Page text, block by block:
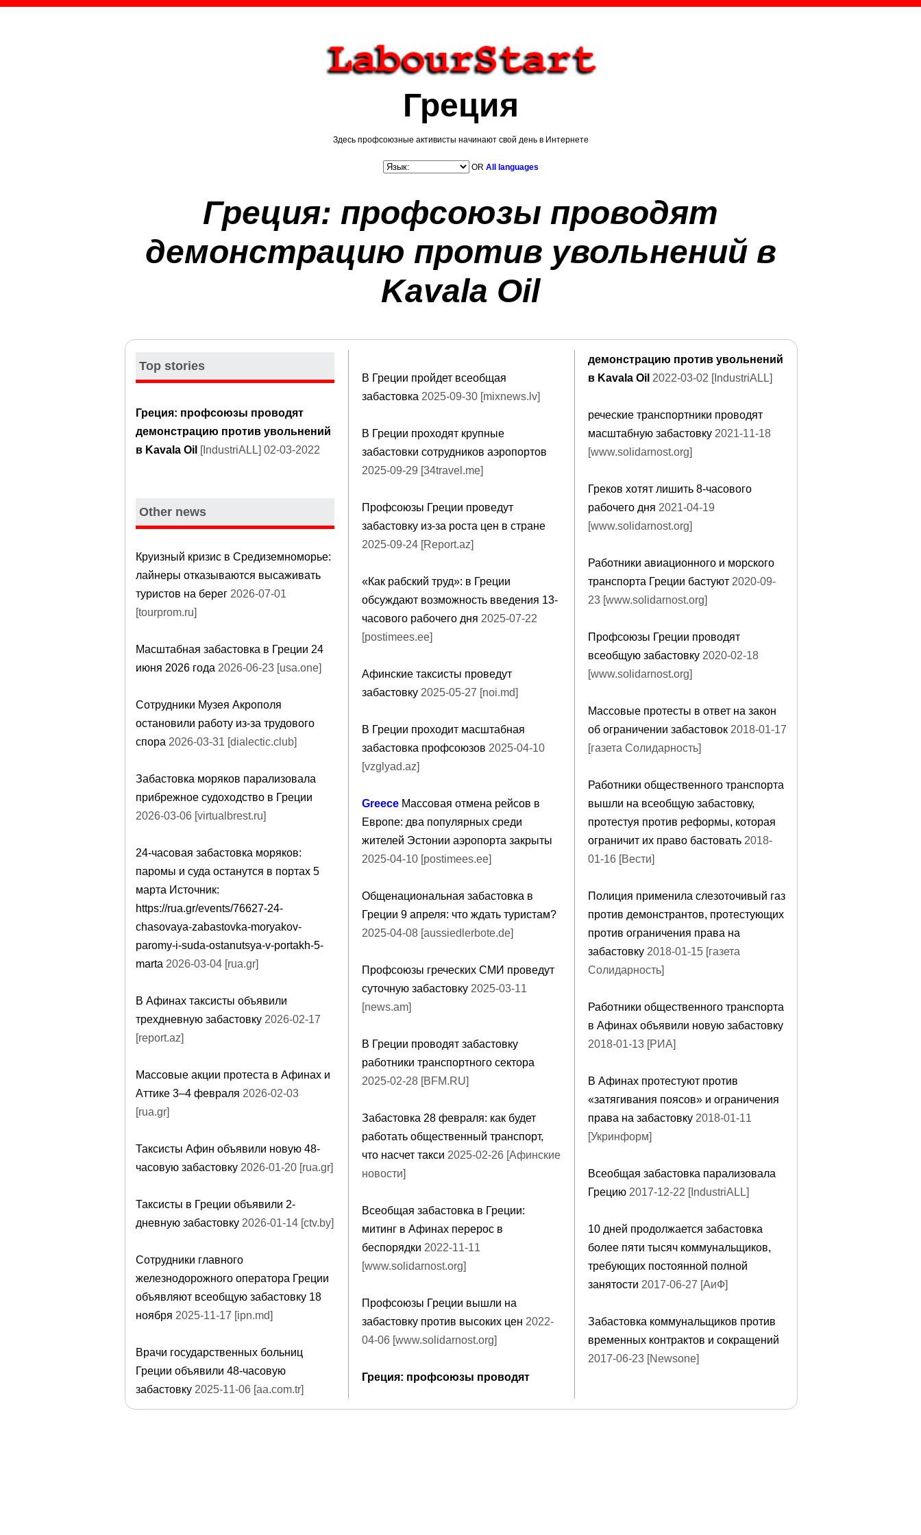
Греция
Здесь профсоюзные активисты начинают свой день в Интернете
OR All languages
Греция: профсоюзы проводят
демонстрацию против увольнений в
Kavala Oil
Top stories
Греция: профсоюзы проводят
демонстрацию против увольнений
в Kavala Oil [IndustriALL] 02-03-2022
Other news
Круизный кризис в Средиземноморье:
лайнеры отказываются высаживать
туристов на берег 2026-07-01
[tourprom.ru]
Масштабная забастовка в Греции 24
июня 2026 года 2026-06-23 [usa.one]
Сотрудники Музея Акрополя
остановили работу из-за трудового
спора 2026-03-31 [dialectic.club]
Забастовка моряков парализовала
прибрежное судоходство в Греции
2026-03-06 [virtualbrest.ru]
24-часовая забастовка моряков:
паромы и суда останутся в портах 5
марта Источник:
https://rua.gr/events/76627-24-
chasovaya-zabastovka-moryakov-
paromy-i-suda-ostanutsya-v-portakh-5-
marta 2026-03-04 [rua.gr]
В Афинах таксисты объявили
трехдневную забастовку 2026-02-17
[report.az]
Массовые акции протеста в Афинах и
Аттике 3–4 февраля 2026-02-03
[rua.gr]
Таксисты Афин объявили новую 48-
часовую забастовку 2026-01-20 [rua.gr]
Таксисты в Греции объявили 2-
дневную забастовку 2026-01-14 [ctv.by]
Сотрудники главного
железнодорожного оператора Греции
объявляют всеобщую забастовку 18
ноября 2025-11-17 [ipn.md]
Врачи государственных больниц
Греции объявили 48-часовую
забастовку 2025-11-06 [aa.com.tr]
В Греции пройдет всеобщая
забастовка 2025-09-30 [mixnews.lv]
В Греции проходят крупные
забастовки сотрудников аэропортов
2025-09-29 [34travel.me]
Профсоюзы Греции проведут
забастовку из-за роста цен в стране
2025-09-24 [Report.az]
«Как рабский труд»: в Греции
обсуждают возможность введения 13-
часового рабочего дня 2025-07-22
[postimees.ee]
Афинские таксисты проведут
забастовку 2025-05-27 [noi.md]
В Греции проходит масштабная
забастовка профсоюзов 2025-04-10
[vzglyad.az]
Greece Массовая отмена рейсов в
Европе: два популярных среди
жителей Эстонии аэропорта закрыты
2025-04-10 [postimees.ee]
Общенациональная забастовка в
Греции 9 апреля: что ждать туристам?
2025-04-08 [aussiedlerbote.de]
Профсоюзы греческих СМИ проведут
суточную забастовку 2025-03-11
[news.am]
В Греции проводят забастовку
работники транспортного сектора
2025-02-28 [BFM.RU]
Забастовка 28 февраля: как будет
работать общественный транспорт,
что насчет такси 2025-02-26 [Афинские
новости]
Всеобщая забастовка в Греции:
митинг в Афинах перерос в
беспорядки 2022-11-11
[www.solidarnost.org]
Профсоюзы Греции вышли на
забастовку против высоких цен 2022-
04-06 [www.solidarnost.org]
Греция: профсоюзы проводят
демонстрацию против увольнений
в Kavala Oil 2022-03-02 [IndustriALL]
реческие транспортники проводят
масштабную забастовку 2021-11-18
[www.solidarnost.org]
Греков хотят лишить 8-часового
рабочего дня 2021-04-19
[www.solidarnost.org]
Работники авиационного и морского
транспорта Греции бастуют 2020-09-
23 [www.solidarnost.org]
Профсоюзы Греции проводят
всеобщую забастовку 2020-02-18
[www.solidarnost.org]
Массовые протесты в ответ на закон
об ограничении забастовок 2018-01-17
[газета Солидарность]
Работники общественного транспорта
вышли на всеобщую забастовку,
протестуя против реформы, которая
ограничит их право бастовать 2018-
01-16 [Вести]
Полиция применила слезоточивый газ
против демонстрантов, протестующих
против ограничения права на
забастовку 2018-01-15 [газета
Солидарность]
Работники общественного транспорта
в Афинах объявили новую забастовку
2018-01-13 [РИА]
В Афинах протестуют против
«затягивания поясов» и ограничения
права на забастовку 2018-01-11
[Укринформ]
Всеобщая забастовка парализовала
Грецию 2017-12-22 [IndustriALL]
10 дней продолжается забастовка
более пяти тысяч коммунальщиков,
требующих постоянной полной
занятости 2017-06-27 [АиФ]
Забастовка коммунальщиков против
временных контрактов и сокращений
2017-06-23 [Newsone]